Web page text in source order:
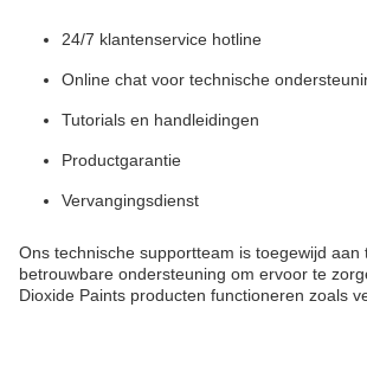
24/7 klantenservice hotline
Online chat voor technische
Tutorials en handleidingen
Productgarantie
Vervangingsdienst
Ons technische supportteam is toegewijd aan
betrouwbare ondersteuning om ervoor te
Dioxide Paints producten functioneren zoals